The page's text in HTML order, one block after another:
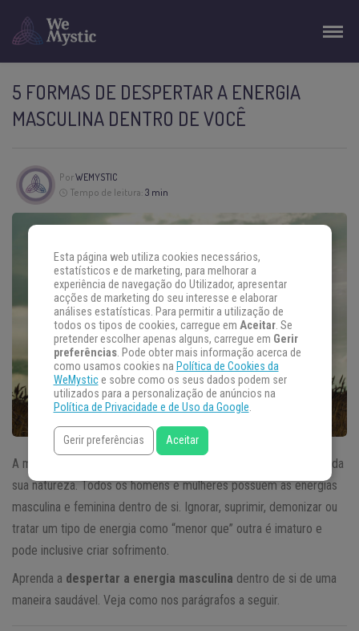
5 FORMAS DE DESPERTAR A ENERGIA
MASCULINA DENTRO DE VOCÊ
PorWEMYSTIC
Tempo de leitura: 3 min
A maturidade espiritual é nutrir, honrar e equilibrar os dois lados da
sua natureza. Todos os homens e mulheres possuem as energias
masculina e feminina dentro de si. Ignorar, suprimir, demonizar ou
tratar um tipo de energia como “menor que” outra é imaturo e
pode inclusive criar sofrimento.
Aprenda a despertar a energia masculina dentro de si de uma
maneira saudável. Veja como nos parágrafos a seguir.
Esta página web utiliza cookies necessários,
estatísticos e de marketing, para melhorar a
experiência de navegação do Utilizador, apresentar
acções de marketing do seu interesse e elaborar
análises estatísticas. Para permitir a utilização de
todos os tipos de cookies, carregue em Aceitar. Se
pretender escolher apenas alguns, carregue em Gerir
preferências. Pode obter mais informação acerca de
como usamos cookies na Política de Cookies da
WeMystice sobre como os seus dados podem ser
utilizados para a personalização de anúncios na
Política de Privacidade e de Uso da Google.
Gerir preferências Aceitar